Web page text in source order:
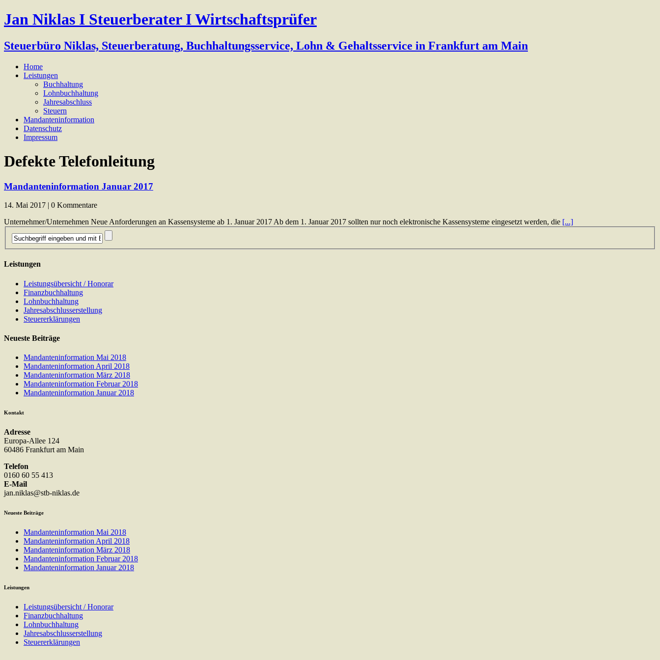
Jan Niklas I Steuerberater I Wirtschaftsprüfer
Steuerbüro Niklas, Steuerberatung, Buchhaltungsservice, Lohn & Gehaltsservice in Frankfurt am Main
Home
Leistungen
Buchhaltung
Lohnbuchhaltung
Jahresabschluss
Steuern
Mandanteninformation
Datenschutz
Impressum
Defekte Telefonleitung
Mandanteninformation Januar 2017
14. Mai 2017 | 0 Kommentare
Unternehmer/Unternehmen Neue Anforderungen an Kassensysteme ab 1. Januar 2017 Ab dem 1. Januar 2017 sollten nur noch elektronische Kassensysteme eingesetzt werden, die [...]
Leistungen
Leistungsübersicht / Honorar
Finanzbuchhaltung
Lohnbuchhaltung
Jahresabschlusserstellung
Steuererklärungen
Neueste Beiträge
Mandanteninformation Mai 2018
Mandanteninformation April 2018
Mandanteninformation März 2018
Mandanteninformation Februar 2018
Mandanteninformation Januar 2018
Kontakt
Adresse
Europa-Allee 124
60486 Frankfurt am Main
Telefon
0160 60 55 413
E-Mail
jan.niklas@stb-niklas.de
Neueste Beiträge
Mandanteninformation Mai 2018
Mandanteninformation April 2018
Mandanteninformation März 2018
Mandanteninformation Februar 2018
Mandanteninformation Januar 2018
Leistungen
Leistungsübersicht / Honorar
Finanzbuchhaltung
Lohnbuchhaltung
Jahresabschlusserstellung
Steuererklärungen